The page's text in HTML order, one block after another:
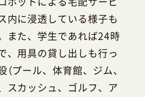
内に浸透している様子も
また、学生であれば24時
、用具の貸し出しも行っ
プール、体育館、ジム、
スカッシュ、ゴルフ、ア